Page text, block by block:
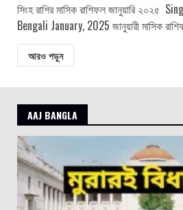
সিংহ রাশির মাসিক রাশিফল জানুয়ারি ২০২৫
Bengali January, 2025 জানুয়ারী মাসিক
আরও পড়ুন
AAJ BANGLA